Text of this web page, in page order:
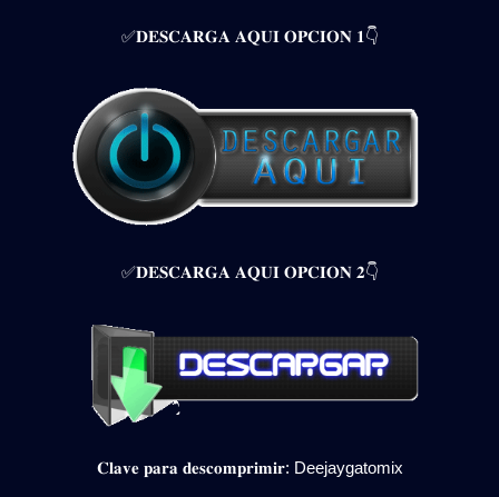
✅𝐃𝐄𝐒𝐂𝐀𝐑𝐆𝐀 𝐀𝐐𝐔𝐈 𝐎𝐏𝐂𝐈𝐎𝐍 𝟏👇
✅𝐃𝐄𝐒𝐂𝐀𝐑𝐆𝐀 𝐀𝐐𝐔𝐈 𝐎𝐏𝐂𝐈𝐎𝐍 𝟐👇
𝐂𝐥𝐚𝐯𝐞 𝐩𝐚𝐫𝐚 𝐝𝐞𝐬𝐜𝐨𝐦𝐩𝐫𝐢𝐦𝐢𝐫: Deejaygatomix